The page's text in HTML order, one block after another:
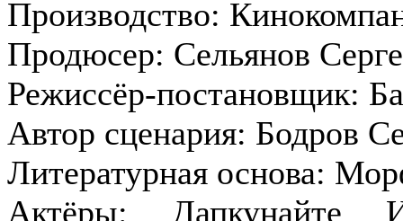
Производство:
Продюсер: Сельянов
Режиссёр-постановщик:
Автор сценария: Бодров
Литературная основа:
Актёры: Дапкунайте